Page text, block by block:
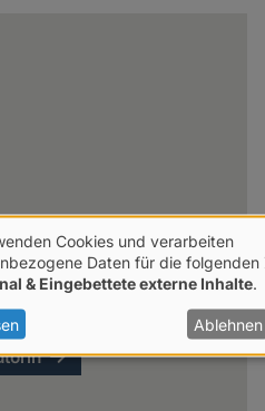
des Deutschen
stellvertretende
Bündnis
Cookies und verarbeiten
Daten für die folgenden
& Eingebettete externe Inhalte.
Ablehnen